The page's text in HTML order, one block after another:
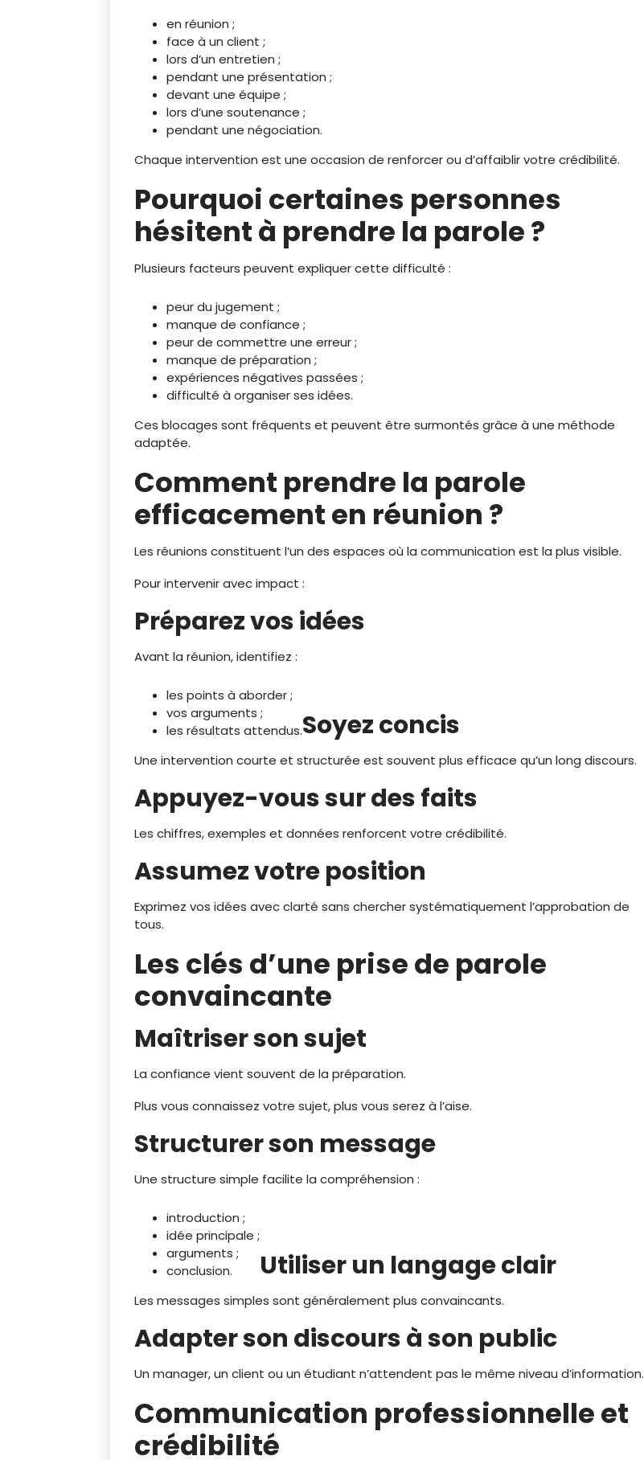
en réunion ;
face à un client ;
lors d’un entretien ;
pendant une présentation ;
devant une équipe ;
lors d’une soutenance ;
pendant une négociation.
Chaque intervention est une occasion de renforcer ou d’affaiblir votre crédibilité.
Pourquoi certaines personnes
hésitent à prendre la parole ?
Plusieurs facteurs peuvent expliquer cette difficulté :
peur du jugement ;
manque de confiance ;
peur de commettre une erreur ;
manque de préparation ;
expériences négatives passées ;
difficulté à organiser ses idées.
Ces blocages sont fréquents et peuvent être surmontés grâce à une méthode
adaptée.
Comment prendre la parole
efficacement en réunion ?
Les réunions constituent l’un des espaces où la communication est la plus visible.
Pour intervenir avec impact :
Préparez vos idées
Avant la réunion, identifiez :
les points à aborder ;
vos arguments ;
les résultats attendus.Soyez concis
Une intervention courte et structurée est souvent plus efficace qu’un long discours.
Appuyez-vous sur des faits
Les chiffres, exemples et données renforcent votre crédibilité.
Assumez votre position
Exprimez vos idées avec clarté sans chercher systématiquement l’approbation de
tous.
Les clés d’une prise de parole
convaincante
Maîtriser son sujet
La confiance vient souvent de la préparation.
Plus vous connaissez votre sujet, plus vous serez à l’aise.
Structurer son message
Une structure simple facilite la compréhension :
introduction ;
idée principale ;
arguments ;
conclusion.
Utiliser un langage clair
Les messages simples sont généralement plus convaincants.
Adapter son discours à son public
Un manager, un client ou un étudiant n’attendent pas le même niveau d’information.
Communication professionnelle et
crédibilité